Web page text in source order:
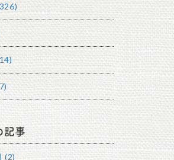
記事
(2)